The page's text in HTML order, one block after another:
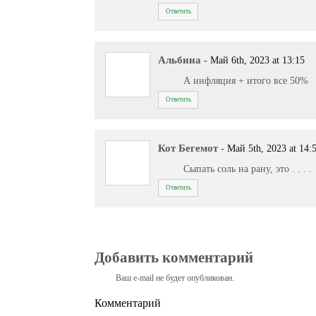
Ответить
Альбина - Май 6th, 2023 at 13:15
А инфляция + итого все 50%
Ответить
Кот Бегемот - Май 5th, 2023 at
Сыпать соль на рану, это . . . .
Ответить
Добавить комментарий
Ваш e-mail не будет опубликован.
Комментарий